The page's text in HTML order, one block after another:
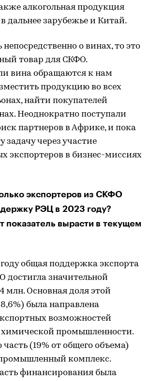
алкогольная продукция
дальнее зарубежье и Китай.
непосредственно о винах, то это
товар для СКФО.
вина обращаются к нам
продукцию во всех
найти покупателей
Неоднократно поступали
партнеров в Африке, и пока
через участие
экспортеров в бизнес-миссиях
экспортеров из СКФО
РЭЦ в 2023 году?
показатель вырасти в текущем
общая поддержка экспорта
достигла значительной
млн. Основная доля этой
была направлена
возможностей
промышленности.
(19% от общего объема)
комплекс.
финансирования была